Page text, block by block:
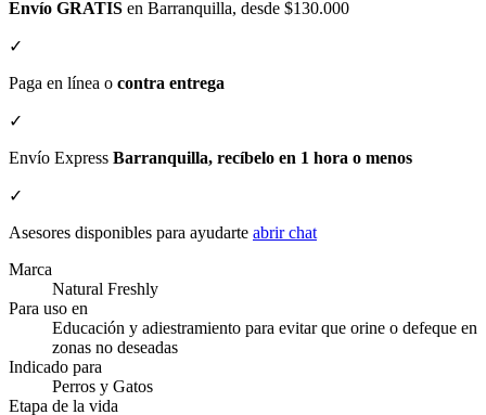
Envío GRATIS en Barranquilla, desde $130.000
✓
Paga en línea o contra entrega
✓
Envío Express Barranquilla, recíbelo en 1 hora o menos
✓
Asesores disponibles para ayudarte abrir chat
Marca
Natural Freshly
Para uso en
Educación y adiestramiento para evitar que orine o defeque en
zonas no deseadas
Indicado para
Perros y Gatos
Etapa de la vida